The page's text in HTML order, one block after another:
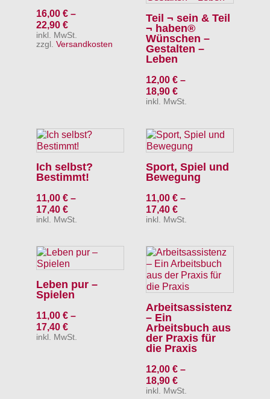
16,00€ –
22,90€
inkl. MwSt.
zzgl.Versandkosten
Teil ¬ sein & Teil
¬ haben®
Wünschen –
Gestalten –
Leben
12,00€ –
18,90€
inkl. MwSt.
Ich selbst?
Bestimmt!
11,00€ –
17,40€
inkl. MwSt.
Sport, Spiel und
Bewegung
11,00€ –
17,40€
inkl. MwSt.
Leben pur –
Spielen
11,00€ –
17,40€
inkl. MwSt.
Arbeitsassistenz
– Ein
Arbeitsbuch aus
der Praxis für
die Praxis
12,00€ –
18,90€
inkl. MwSt.